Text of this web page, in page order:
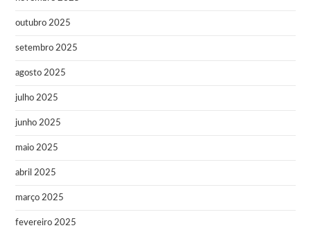
outubro 2025
setembro 2025
agosto 2025
julho 2025
junho 2025
maio 2025
abril 2025
março 2025
fevereiro 2025